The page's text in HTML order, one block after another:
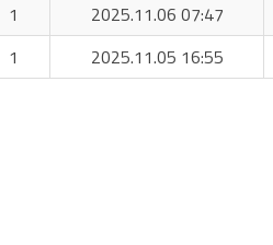
1 2025.11.06 07:47
1 2025.11.05 16:55